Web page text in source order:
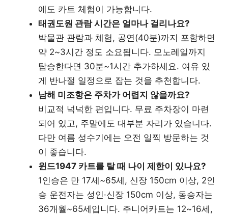
에도 카트 체험이 가능합니다.
태권도원 관람 시간은 얼마나 걸리나요?
박물관 관람과 체험, 공연(40분)까지 포함하면
약 2~3시간 정도 소요됩니다. 모노레일까지
탑승한다면 30분~1시간 추가하세요. 여유 있
게 반나절 일정으로 잡는 것을 추천합니다.
남해 미조항은 주차가 어렵지 않을까요?
비교적 넉넉한 편입니다. 무료 주차장이 마련
되어 있고, 주말에도 대부분 자리가 있습니다.
다만 여름 성수기에는 오전 일찍 방문하는 것
이 좋습니다.
윈드1947 카트를 탈 때 나이 제한이 있나요?
1인승은 만 17세~65세, 신장 150cm 이상, 2인
승 운전자는 성인·신장 150cm 이상, 동승자는
36개월~65세입니다. 주니어카트는 12~16세,